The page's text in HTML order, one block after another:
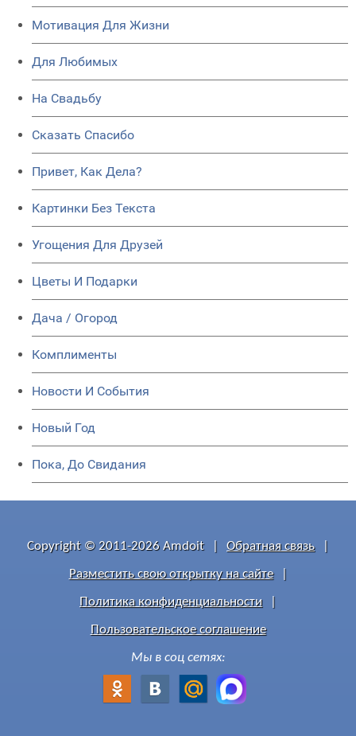
Мотивация Для Жизни
Для Любимых
На Свадьбу
Сказать Спасибо
Привет, Как Дела?
Картинки Без Текста
Угощения Для Друзей
Цветы И Подарки
Дача / Огород
Комплименты
Новости И События
Новый Год
Пока, До Свидания
Copyright © 2011-2026 Amdoit Обратная связь
Разместить свою открытку на сайте
Политика конфиденциальности
Пользовательское соглашение
Мы в соц сетях: